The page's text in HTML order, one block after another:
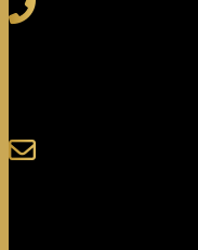
123-125 Nguyễn